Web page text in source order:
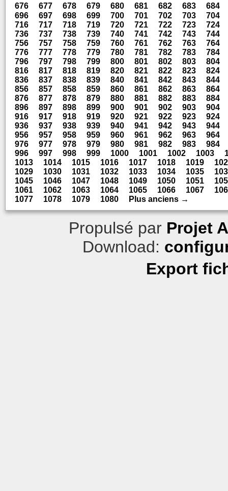
676
677 678 679 680 681 682 683
684
696
697 698 699 700 701 702 703
704
716
717 718 719 720 721 722 723
724
736
737 738 739 740 741 742 743
744
756
757 758 759 760 761 762 763
764
776
777 778 779 780 781 782 783
784
796
797 798 799 800 801 802 803
804
816
817 818 819 820 821 822 823
824
836
837 838 839 840 841 842 843
844
856
857 858 859 860 861 862 863
864
876
877 878 879 880 881 882 883
884
896
897 898 899 900 901 902 903
904
916
917 918 919 920 921 922 923
924
936
937 938 939 940 941 942 943
944
956
957 958 959 960 961 962 963
964
976
977 978 979 980 981 982 983
984
996
997 998 999 1000 1001 1002 1003
1013
1014 1015 1016 1017 1018 1019
1029
1030 1031 1032 1033 1034 1035
1045
1046 1047 1048 1049 1050 1051
1061
1062 1063 1064 1065 1066 1067
1077
1078 1079 1080 Plus anciens →
Propulsé par Projet
Download:
Export